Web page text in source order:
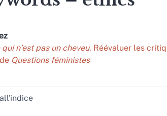
qui n’est pas un cheveu. Réévaluer les
Questions féministes